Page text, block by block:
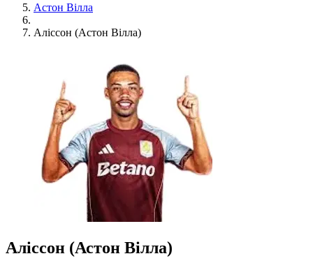
Астон Вілла
Аліссон (Астон Вілла)
Аліссон (Астон Вілла)